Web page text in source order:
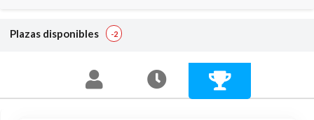
Plazas disponibles -2